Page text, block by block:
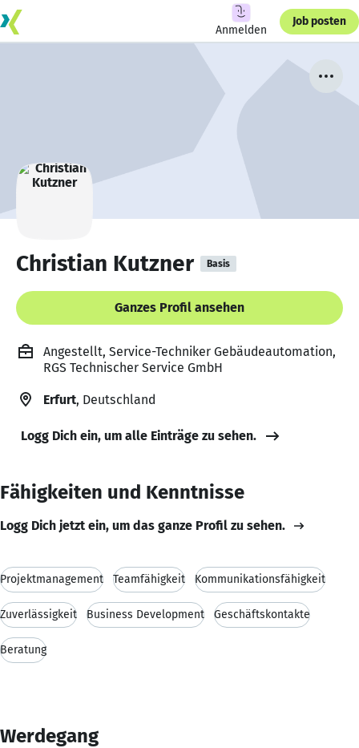
Anmelden
Job posten
Christian Kutzner Basis
Ganzes Profil ansehen
Angestellt, Service-Techniker Gebäudeautomation,
RGS Technischer Service GmbH
Erfurt, Deutschland
Logg Dich ein, um alle Einträge zu sehen.
Fähigkeiten und Kenntnisse
Logg Dich jetzt ein, um das ganze Profil zu sehen.
Projektmanagement Teamfähigkeit Kommunikationsfähigkeit
Zuverlässigkeit Business Development Geschäftskontakte
Beratung
Werdegang